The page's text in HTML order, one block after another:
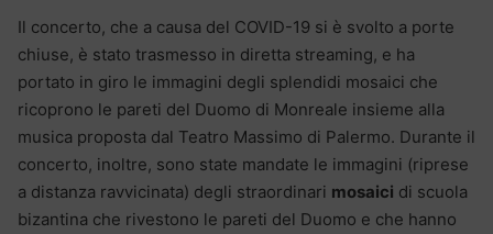
Il concerto, che a causa del COVID-19 si è svolto a porte
chiuse, è stato trasmesso in diretta streaming, e ha
portato in giro le immagini degli splendidi mosaici che
ricoprono le pareti del Duomo di Monreale insieme alla
musica proposta dal Teatro Massimo di Palermo. Durante il
concerto, inoltre, sono state mandate le immagini (riprese
a distanza ravvicinata) degli straordinari mosaici di scuola
bizantina che rivestono le pareti del Duomo e che hanno